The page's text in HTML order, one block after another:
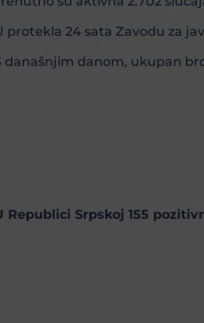
protekla 24 sata Zavodu za
današnjim danom, ukupan
Republici Srpskoj 155